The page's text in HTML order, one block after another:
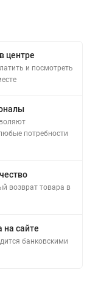
центре
и посмотреть
потребности
возврат товара в
на сайте
банковскими